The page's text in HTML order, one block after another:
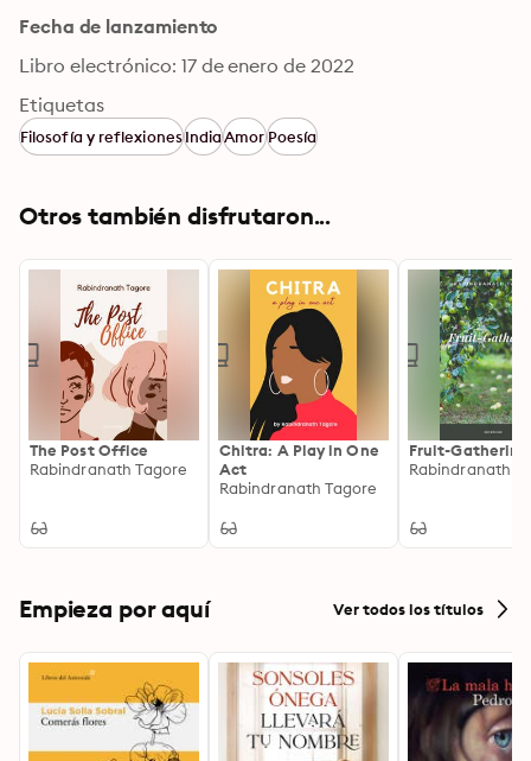
Fecha de lanzamiento
Libro electrónico: 17 de enero de 2022
Etiquetas
Filosofía y reflexionesIndiaAmorPoesía
Otros también disfrutaron...
The Post Office
Rabindranath Tagore
Chitra: A Play in One
Act
Rabindranath Tagore
Fruit-Gathering
Rabindranath
Empieza por aquí Ver todos los títulos